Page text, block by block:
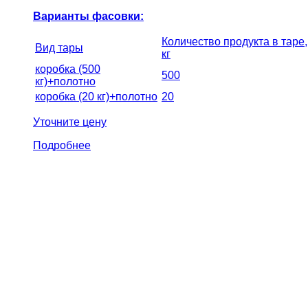
Варианты фасовки:
Вид тары
Количество продукта в таре,
кг
коробка (500
кг)+полотно
500
коробка (20 кг)+полотно 20
Уточните цену
Подробнее